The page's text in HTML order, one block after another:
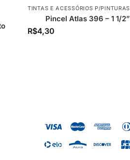
TINTAS E ACESSÓRIOS P/PINTURAS
Pincel Atlas 396 – 1 1/2”
R$4,30